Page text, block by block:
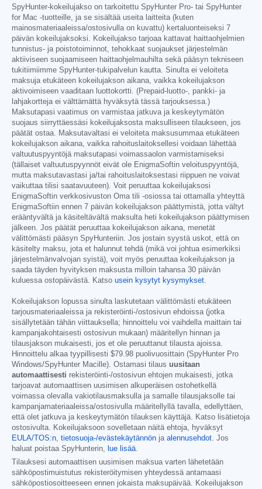
SpyHunter-kokeilujakso on tarkoitettu SpyHunter Pro- tai SpyHunter
for Mac -tuotteille, ja se sisältää useita laitteita (kuten
mainosmateriaaleissa/ostosivulla on kuvattu) kertaluonteiseksi 7
päivän kokeilujaksoksi. Kokeilujakso tarjoaa kattavat haittaohjelmien
tunnistus- ja poistotoiminnot, tehokkaat suojaukset järjestelmän
aktiiviseen suojaamiseen haittaohjelmauhilta sekä pääsyn tekniseen
tukitiimiimme SpyHunter-tukipalvelun kautta. Sinulta ei veloiteta
maksuja etukäteen kokeilujakson aikana, vaikka kokeilujakson
aktivoimiseen vaaditaan luottokortti. (Prepaid-luotto-, pankki- ja
lahjakortteja ei välttämättä hyväksytä tässä tarjouksessa.)
Maksutapasi vaatimus on varmistaa jatkuva ja keskeytymätön
suojaus siirryttäessäsi kokeilujaksosta maksulliseen tilaukseen, jos
päätät ostaa. Maksutavaltasi ei veloiteta maksusummaa etukäteen
kokeilujakson aikana, vaikka rahoituslaitoksellesi voidaan lähettää
valtuutuspyyntöjä maksutapasi voimassaolon varmistamiseksi
(tällaiset valtuutuspyynnöt eivät ole EnigmaSoftin veloituspyyntöjä,
mutta maksutavastasi ja/tai rahoituslaitoksestasi riippuen ne voivat
vaikuttaa tilisi saatavuuteen). Voit peruuttaa kokeilujaksosi
EnigmaSoftin verkkosivuston Oma tili -osiossa tai ottamalla yhteyttä
EnigmaSoftiin ennen 7 päivän kokeilujakson päättymistä, jotta vältyt
erääntyvältä ja käsiteltävältä maksulta heti kokeilujakson päättymisen
jälkeen. Jos päätät peruuttaa kokeilujakson aikana, menetät
välittömästi pääsyn SpyHunteriin. Jos jostain syystä uskot, että on
käsitelty maksu, jota et halunnut tehdä (mikä voi johtua esimerkiksi
järjestelmänvalvojan syistä), voit myös peruuttaa kokeilujakson ja
saada täyden hyvityksen maksusta milloin tahansa 30 päivän
kuluessa ostopäivästä. Katso usein kysytyt kysymykset.
Kokeilujakson lopussa sinulta laskutetaan välittömästi etukäteen
tarjousmateriaaleissa ja rekisteröinti-/ostosivun ehdoissa (jotka
sisällytetään tähän viittauksella; hinnoittelu voi vaihdella maittain tai
kampanjakohtaisesti ostosivun mukaan) määritellyn hinnan ja
tilausjakson mukaisesti, jos et ole peruuttanut tilausta ajoissa.
Hinnoittelu alkaa tyypillisesti $79.98 puolivuosittain (SpyHunter Pro
Windows/SpyHunter Macille). Ostamasi tilaus uusitaan
automaattisesti rekisteröinti-/ostosivun ehtojen mukaisesti, jotka
tarjoavat automaattisen uusimisen alkuperäisen ostohetkellä
voimassa olevalla vakiotilausmaksulla ja samalle tilausjaksolle tai
kampanjamateriaaleissa/ostosivulla määritellyllä tavalla, edellyttäen,
että olet jatkuva ja keskeytymätön tilauksen käyttäjä. Katso lisätietoja
ostosivulta. Kokeilujaksoon sovelletaan näitä ehtoja, hyväksyt
EULA/TOS:n, tietosuoja-/evästekäytännön ja alennusehdot. Jos
haluat poistaa SpyHunterin, lue lisää.
Tilauksesi automaattisen uusimisen maksua varten lähetetään
sähköpostimuistutus rekisteröitymisen yhteydessä antamaasi
sähköpostiosoitteeseen ennen jokaista maksupäivää. Kokeilujakson